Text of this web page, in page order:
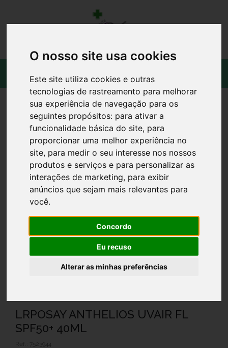
O nosso site usa cookies
Este site utiliza cookies e outras
tecnologias de rastreamento para melhorar
sua experiência de navegação para os
seguintes propósitos: para ativar a
funcionalidade básica do site, para
proporcionar uma melhor experiência no
site, para medir o seu interesse nos nossos
produtos e serviços e para personalizar as
interações de marketing, para exibir
anúncios que sejam mais relevantes para
você.
Concordo
Eu recuso
Alterar as minhas preferências
LRPOSAY ANTHELIOS UVAIR FL
SPF50+ 40ML
Ref.: 7523944